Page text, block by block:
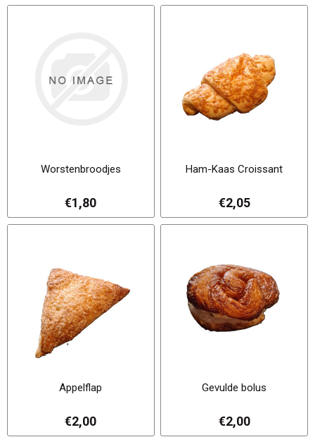
Worstenbroodjes
€1,80
Ham-Kaas Croissant
€2,05
Appelflap
€2,00
Gevulde bolus
€2,00